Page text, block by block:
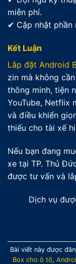
miễn phí.
✔ Cập nhật phần
Kết Luận
Lắp đặt Android
zin mà không
thông minh, tiện
YouTube, Netflix
và điều khiển
thiếu cho tài xế
Nếu bạn đang
xe tại TP. Thủ
được tư vấn và
Dịch vụ
Bài viết này được
Box cho ô tô,